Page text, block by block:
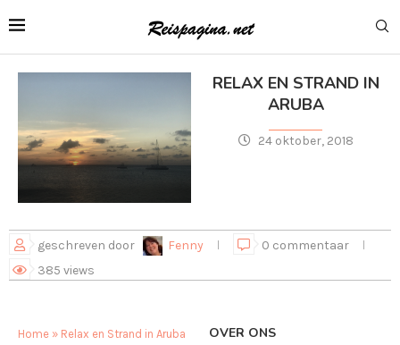
RELAX EN STRAND IN
ARUBA
24 oktober, 2018
geschreven door Fenny
0 commentaar
385 views
Home » Relax en Strand in Aruba OVER ONS